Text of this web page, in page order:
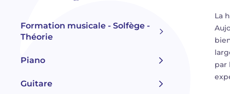
La
par
Formation musicale - Solfège -
Théorie
Piano
Guitare